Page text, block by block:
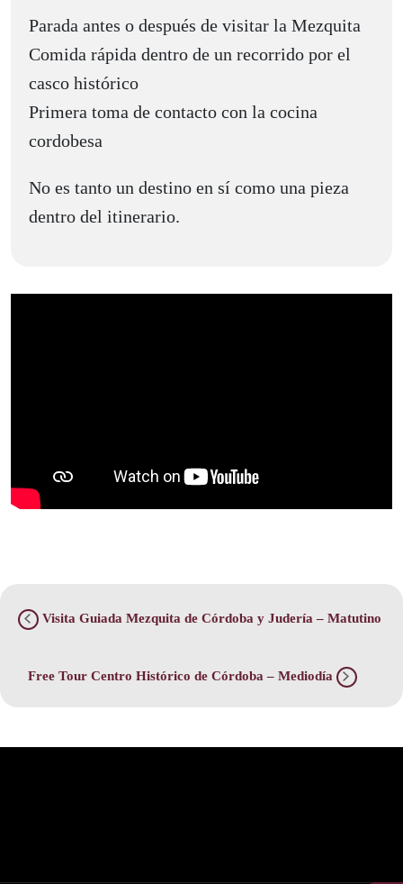
Parada antes o después de visitar la Mezquita
Comida rápida dentro de un recorrido por el
casco histórico
Primera toma de contacto con la cocina
cordobesa
No es tanto un destino en sí como una pieza
dentro del itinerario.
Visita Guiada Mezquita de Córdoba y Judería – Matutino
Free Tour Centro Histórico de Córdoba – Mediodía